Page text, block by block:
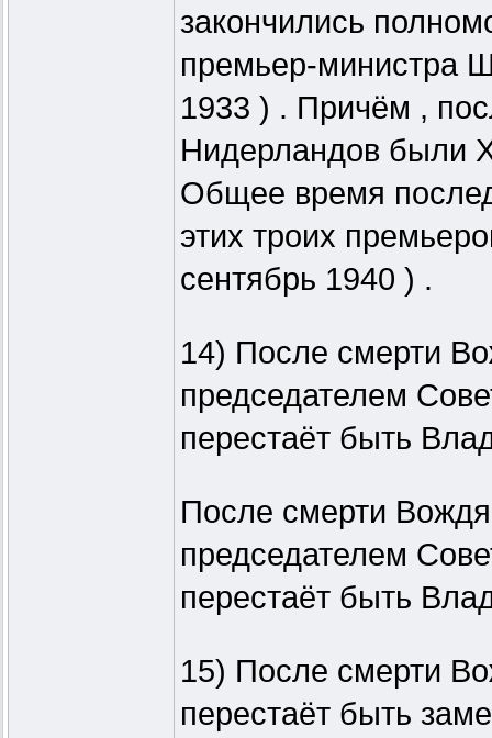
закончились
премьер-министра
1933 ) . Причём ,
Нидерландов были
Общее время
этих троих
сентябрь 1940 ) .
14) После смерти
председателем
перестаёт быть
После смерти
председателем
перестаёт быть
15) После смерти
перестаёт быть